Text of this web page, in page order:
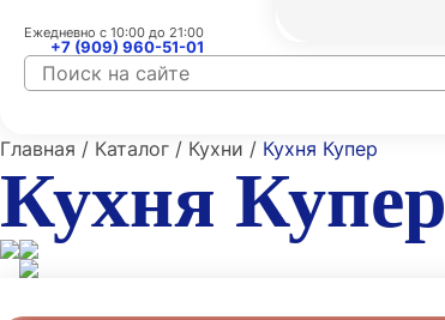
Ежедневно с 10:00 до 21:00
+7 (909) 960-51-01
Главная / Каталог / Кухни / Кухня Купер
Кухня Купер